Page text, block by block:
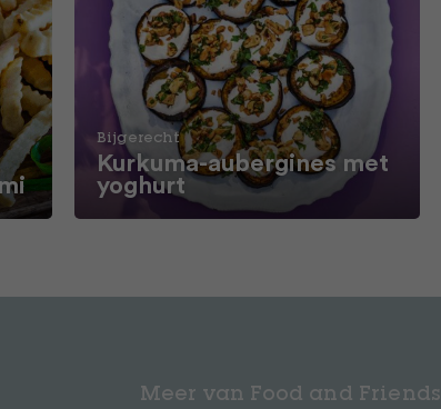
Bijgerecht
Kurkuma-aubergines met
yoghurt
Meer van Food and Friends